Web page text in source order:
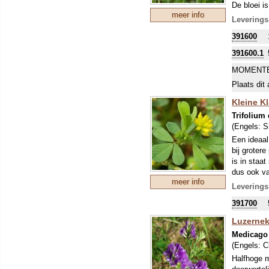
meer info
De bloei
vaas!) en
Zaai
100g voor
Om uw
zo'n
sommige
391600
391600.1
Plaats dit
meer info
Kleine
Trifolium
(Engels:
Een
bij grotere
is in staat
dus ook
groeit uit
bladmoes
Om uw
zo'n
sommige
391700
(Engels:
Halfhoge